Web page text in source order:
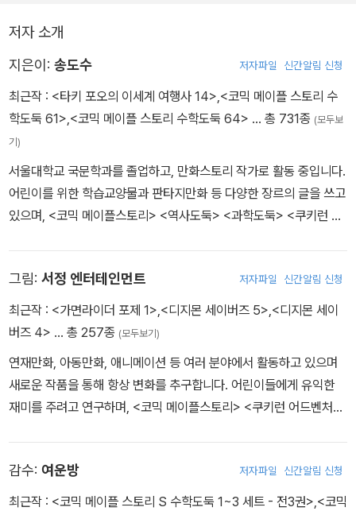
저자 소개
지은이: 송도수 저자파일 신간알림 신청
최근작 : <타키 포오의 이세계 여행사 14>,<코믹 메이플 스토리 수
학도둑 61>,<코믹 메이플 스토리 수학도둑 64> … 총 731종 (모두보
기)
서울대학교 국문학과를 졸업하고, 만화스토리 작가로 활동 중입니다.
어린이를 위한 학습교양물과 판타지만화 등 다양한 장르의 글을 쓰고
있으며, <코믹 메이플스토리> <역사도둑> <과학도둑> <쿠키런 어
그림: 서정 엔터테인먼트 저자파일 신간알림 신청
최근작 : <가면라이더 포제 1>,<디지몬 세이버즈 5>,<디지몬 세이
버즈 4> … 총 257종 (모두보기)
연재만화, 아동만화, 애니메이션 등 여러 분야에서 활동하고 있으며
새로운 작품을 통해 항상 변화를 추구합니다. 어린이들에게 유익한
재미를 주려고 연구하며, <코믹 메이플스토리> <쿠키런 어드벤처>
감수: 여운방 저자파일 신간알림 신청
최근작 : <코믹 메이플 스토리 S 수학도둑 1~3 세트 - 전3권>,<코믹